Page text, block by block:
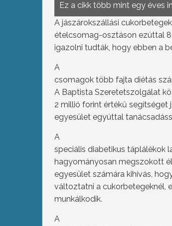
Ez a cikk több mint egy éves
A jászárokszállási
ételcsomag-osztáson ezúttal
igazolni tudták, hogy ebben a
A
csomagok több fajta diétás
A Baptista Szeretetszolgálat
2 millió forint értékű segítséget
egyesület egyúttal
A
speciális diabetikus táplálékok
hagyományosan megszokott
egyesület számára kihívás,
változtatni a cukorbetegeknél,
munkálkodik.
A